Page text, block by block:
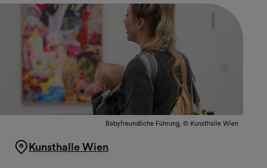
Babyfreundliche Führung, © Kunsthalle Wien
Kunsthalle Wien